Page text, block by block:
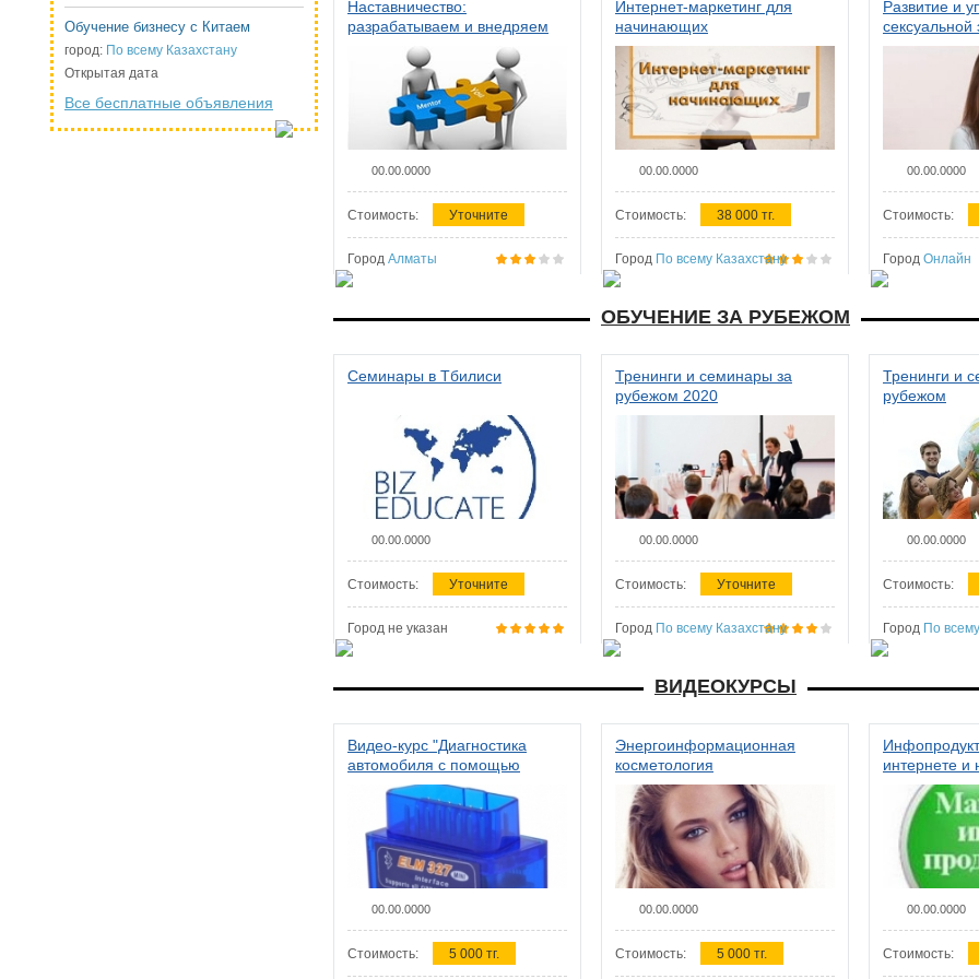
Обучение бизнесу с Китаем
город: По всему Казахстану
Открытая дата
Все бесплатные объявления
Наставничество:
разрабатываем и внедряем
систему наставничества в
организации
00.00.0000
Стоимость: Уточните
Город Алматы
Интернет-маркетинг для
начинающих
00.00.0000
Стоимость: 38 000 тг.
Город По всему Казахстану
Развитие и
сексуальной
женщин
00.00.0000
Стоимость:
Город Онлайн
ОБУЧЕНИЕ ЗА РУБЕЖОМ
Семинары в Тбилиси
00.00.0000
Стоимость: Уточните
Город не указан
Тренинги и семинары за
рубежом 2020
00.00.0000
Стоимость: Уточните
Город По всему Казахстану
Тренинги и
рубежом
00.00.0000
Стоимость:
Город По
ВИДЕОКУРСЫ
Видео-курс "Диагностика
автомобиля с помощью
сканера ELM 327"
00.00.0000
Стоимость: 5 000 тг.
Энергоинформационная
косметология
00.00.0000
Стоимость: 5 000 тг.
интернете и
00.00.0000
Стоимость: